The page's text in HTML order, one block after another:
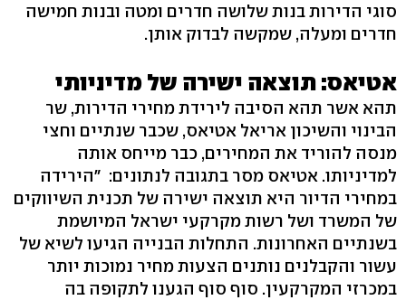
סוגי הדירות בנות שלושה חדרים ומטה ובנות חמישה
חדרים ומעלה, שמקשה לבדוק אותן.
אטיאס: תוצאה ישירה של מדיניותי
תהא אשר תהא הסיבה לירידת מחירי הדירות, שר
הבינוי והשיכון אריאל אטיאס, שכבר שנתיים וחצי
מנסה להוריד את המחירים, כבר מייחס אותה
למדיניותו. אטיאס מסר בתגובה לנתונים: "הירידה
במחירי הדיור היא תוצאה ישירה של תכנית השיווקים
של המשרד ושל רשות מקרקעי ישראל המיושמת
בשנתיים האחרונות. התחלות הבנייה הגיעו לשיא של
עשור והקבלנים נותנים הצעות מחיר נמוכות יותר
במכרזי המקרקעין. סוף סוף הגענו לתקופה בה